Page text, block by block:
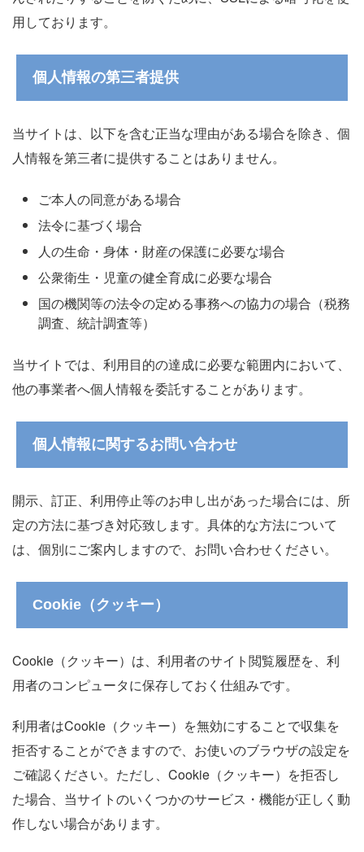
用しております。
個人情報の第三者提供
当サイトは、以下を含む正当な理由がある場合を除き、個
人情報を第三者に提供することはありません。
ご本人の同意がある場合
法令に基づく場合
人の生命・身体・財産の保護に必要な場合
公衆衛生・児童の健全育成に必要な場合
国の機関等の法令の定める事務への協力の場合（税務
調査、統計調査等）
当サイトでは、利用目的の達成に必要な範囲内において、
他の事業者へ個人情報を委託することがあります。
個人情報に関するお問い合わせ
開示、訂正、利用停止等のお申し出があった場合には、所
定の方法に基づき対応致します。具体的な方法について
は、個別にご案内しますので、お問い合わせください。
Cookie（クッキー）
Cookie（クッキー）は、利用者のサイト閲覧履歴を、利
用者のコンピュータに保存しておく仕組みです。
利用者はCookie（クッキー）を無効にすることで収集を
拒否することができますので、お使いのブラウザの設定を
ご確認ください。ただし、Cookie（クッキー）を拒否し
た場合、当サイトのいくつかのサービス・機能が正しく動
作しない場合があります。